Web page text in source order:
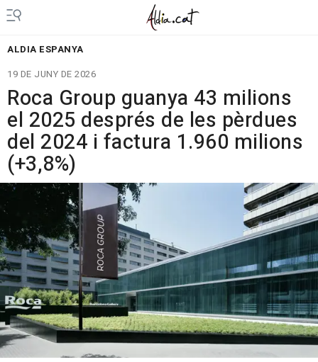
ALDIA ESPANYA
19 DE JUNY DE 2026
Roca Group guanya 43 milions
el 2025 després de les pèrdues
del 2024 i factura 1.960 milions
(+3,8%)